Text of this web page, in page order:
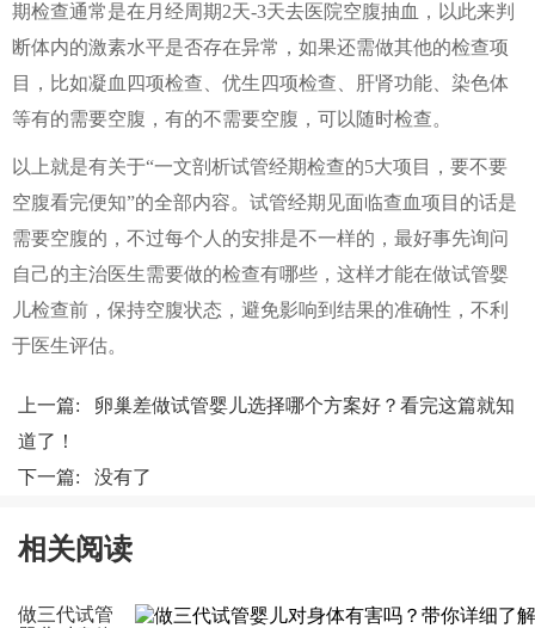
期检查通常是在月经周期2天-3天去医院空腹抽血，以此来判
断体内的激素水平是否存在异常，如果还需做其他的检查项
目，比如凝血四项检查、优生四项检查、肝肾功能、染色体
等有的需要空腹，有的不需要空腹，可以随时检查。
以上就是有关于“一文剖析试管经期检查的5大项目，要不要
空腹看完便知”的全部内容。试管经期见面临查血项目的话是
需要空腹的，不过每个人的安排是不一样的，最好事先询问
自己的主治医生需要做的检查有哪些，这样才能在做试管婴
儿检查前，保持空腹状态，避免影响到结果的准确性，不利
于医生评估。
上一篇: 卵巢差做试管婴儿选择哪个方案好？看完这篇就知
道了！
下一篇: 没有了
相关阅读
做三代试管